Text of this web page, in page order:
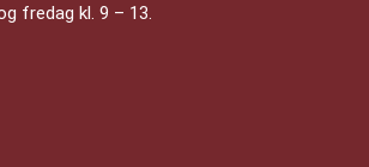
fredag kl. 9 – 13.